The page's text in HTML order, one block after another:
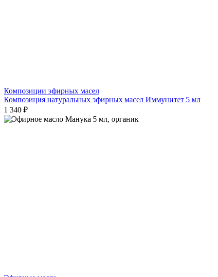
Композиции эфирных масел
Композиция натуральных эфирных масел Иммунитет 5 мл
1 340 ₽